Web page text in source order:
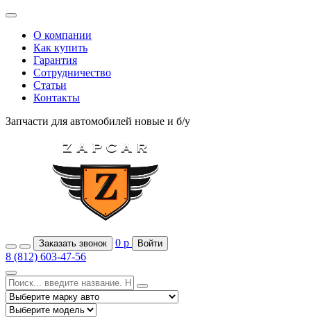
О компании
Как купить
Гарантия
Сотрудничество
Статьи
Контакты
Запчасти для автомобилей новые и б/у
Заказать звонок 0 р Войти
8 (812) 603-47-56